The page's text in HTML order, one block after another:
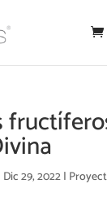
Dic 29, 2022|